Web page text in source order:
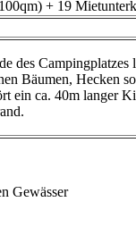
+ 19
des Campingplatzes
Bäumen, Hecken
ein ca. 40m langer
Gewässer